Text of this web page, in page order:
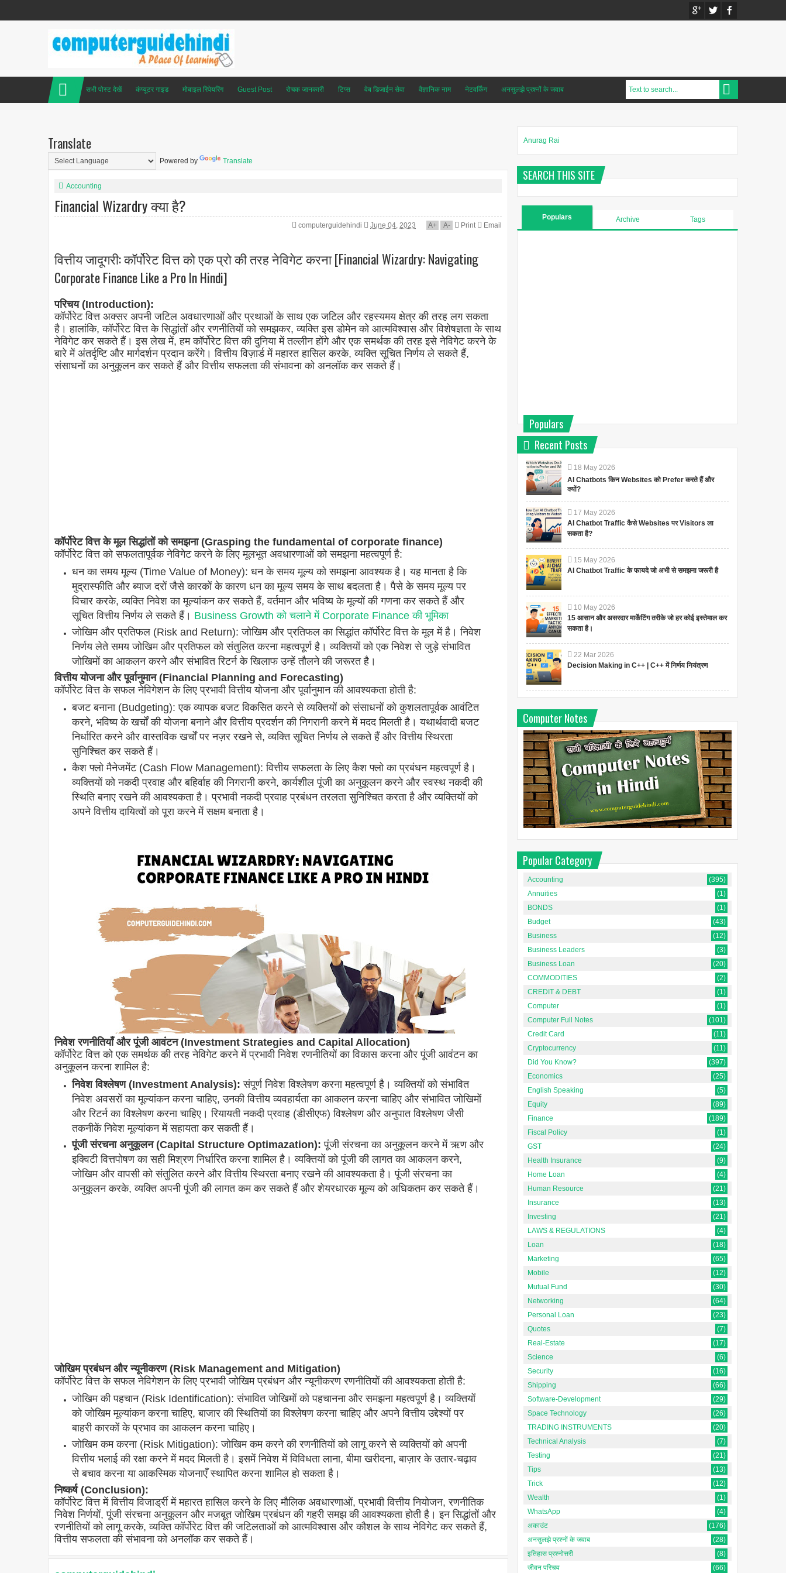
सभी पोस्ट देखें कंप्यूटर गाइड मोबाइल रिपेयरिंग Guest Post रोचक जानकारी टिप्स वेब डिजाईन सेवा वैज्ञानिक नाम नेटवर्किंग अनसुलझे प्रश्नों के जवाब
Translate
Powered by Translate
Accounting
Financial Wizardry क्या है?
computerguidehindi June 04, 2023 A+ A- Print Email
वित्तीय जादूगरी: कॉर्पोरेट वित्त को एक प्रो की तरह नेविगेट करना [Financial Wizardry: Navigating
Corporate Finance Like a Pro In Hindi]
परिचय (Introduction):
कॉर्पोरेट वित्त अक्सर अपनी जटिल अवधारणाओं और प्रथाओं के साथ एक जटिल और रहस्यमय क्षेत्र की तरह लग सकता
है। हालांकि, कॉर्पोरेट वित्त के सिद्धांतों और रणनीतियों को समझकर, व्यक्ति इस डोमेन को आत्मविश्वास और विशेषज्ञता के साथ
नेविगेट कर सकते हैं। इस लेख में, हम कॉर्पोरेट वित्त की दुनिया में तल्लीन होंगे और एक समर्थक की तरह इसे नेविगेट करने के
बारे में अंतर्दृष्टि और मार्गदर्शन प्रदान करेंगे। वित्तीय विज़ार्ड में महारत हासिल करके, व्यक्ति सूचित निर्णय ले सकते हैं,
संसाधनों का अनुकूलन कर सकते हैं और वित्तीय सफलता की संभावना को अनलॉक कर सकते हैं।
कॉर्पोरेट वित्त के मूल सिद्धांतों को समझना (Grasping the fundamental of corporate finance)
कॉर्पोरेट वित्त को सफलतापूर्वक नेविगेट करने के लिए मूलभूत अवधारणाओं को समझना महत्वपूर्ण है:
धन का समय मूल्य (Time Value of Money): धन के समय मूल्य को समझना आवश्यक है। यह मानता है कि
मुद्रास्फीति और ब्याज दरों जैसे कारकों के कारण धन का मूल्य समय के साथ बदलता है। पैसे के समय मूल्य पर
विचार करके, व्यक्ति निवेश का मूल्यांकन कर सकते हैं, वर्तमान और भविष्य के मूल्यों की गणना कर सकते हैं और
सूचित वित्तीय निर्णय ले सकते हैं। Business Growth को चलाने में Corporate Finance की भूमिका
जोखिम और प्रतिफल (Risk and Return): जोखिम और प्रतिफल का सिद्धांत कॉर्पोरेट वित्त के मूल में है। निवेश
निर्णय लेते समय जोखिम और प्रतिफल को संतुलित करना महत्वपूर्ण है। व्यक्तियों को एक निवेश से जुड़े संभावित
जोखिमों का आकलन करने और संभावित रिटर्न के खिलाफ उन्हें तौलने की जरूरत है।
वित्तीय योजना और पूर्वानुमान (Financial Planning and Forecasting)
कॉर्पोरेट वित्त के सफल नेविगेशन के लिए प्रभावी वित्तीय योजना और पूर्वानुमान की आवश्यकता होती है:
बजट बनाना (Budgeting): एक व्यापक बजट विकसित करने से व्यक्तियों को संसाधनों को कुशलतापूर्वक आवंटित
करने, भविष्य के खर्चों की योजना बनाने और वित्तीय प्रदर्शन की निगरानी करने में मदद मिलती है। यथार्थवादी बजट
निर्धारित करने और वास्तविक खर्चों पर नज़र रखने से, व्यक्ति सूचित निर्णय ले सकते हैं और वित्तीय स्थिरता
सुनिश्चित कर सकते हैं।
कैश फ्लो मैनेजमेंट (Cash Flow Management): वित्तीय सफलता के लिए कैश फ्लो का प्रबंधन महत्वपूर्ण है।
व्यक्तियों को नकदी प्रवाह और बहिर्वाह की निगरानी करने, कार्यशील पूंजी का अनुकूलन करने और स्वस्थ नकदी की
स्थिति बनाए रखने की आवश्यकता है। प्रभावी नकदी प्रवाह प्रबंधन तरलता सुनिश्चित करता है और व्यक्तियों को
अपने वित्तीय दायित्वों को पूरा करने में सक्षम बनाता है।
निवेश रणनीतियाँ और पूंजी आवंटन (Investment Strategies and Capital Allocation)
कॉर्पोरेट वित्त को एक समर्थक की तरह नेविगेट करने में प्रभावी निवेश रणनीतियों का विकास करना और पूंजी आवंटन का
अनुकूलन करना शामिल है:
निवेश विश्लेषण (Investment Analysis): संपूर्ण निवेश विश्लेषण करना महत्वपूर्ण है। व्यक्तियों को संभावित
निवेश अवसरों का मूल्यांकन करना चाहिए, उनकी वित्तीय व्यवहार्यता का आकलन करना चाहिए और संभावित जोखिमों
और रिटर्न का विश्लेषण करना चाहिए। रियायती नकदी प्रवाह (डीसीएफ) विश्लेषण और अनुपात विश्लेषण जैसी
तकनीकें निवेश मूल्यांकन में सहायता कर सकती हैं।
पूंजी संरचना अनुकूलन (Capital Structure Optimazation): पूंजी संरचना का अनुकूलन करने में ऋण और
इक्विटी वित्तपोषण का सही मिश्रण निर्धारित करना शामिल है। व्यक्तियों को पूंजी की लागत का आकलन करने,
जोखिम और वापसी को संतुलित करने और वित्तीय स्थिरता बनाए रखने की आवश्यकता है। पूंजी संरचना का
अनुकूलन करके, व्यक्ति अपनी पूंजी की लागत कम कर सकते हैं और शेयरधारक मूल्य को अधिकतम कर सकते हैं।
जोखिम प्रबंधन और न्यूनीकरण (Risk Management and Mitigation)
कॉर्पोरेट वित्त के सफल नेविगेशन के लिए प्रभावी जोखिम प्रबंधन और न्यूनीकरण रणनीतियों की आवश्यकता होती है:
जोखिम की पहचान (Risk Identification): संभावित जोखिमों को पहचानना और समझना महत्वपूर्ण है। व्यक्तियों
को जोखिम मूल्यांकन करना चाहिए, बाजार की स्थितियों का विश्लेषण करना चाहिए और अपने वित्तीय उद्देश्यों पर
बाहरी कारकों के प्रभाव का आकलन करना चाहिए।
जोखिम कम करना (Risk Mitigation): जोखिम कम करने की रणनीतियों को लागू करने से व्यक्तियों को अपनी
वित्तीय भलाई की रक्षा करने में मदद मिलती है। इसमें निवेश में विविधता लाना, बीमा खरीदना, बाज़ार के उतार-चढ़ाव
से बचाव करना या आकस्मिक योजनाएँ स्थापित करना शामिल हो सकता है।
निष्कर्ष (Conclusion):
कॉर्पोरेट वित्त में वित्तीय विजार्ड्री में महारत हासिल करने के लिए मौलिक अवधारणाओं, प्रभावी वित्तीय नियोजन, रणनीतिक
निवेश निर्णयों, पूंजी संरचना अनुकूलन और मजबूत जोखिम प्रबंधन की गहरी समझ की आवश्यकता होती है। इन सिद्धांतों और
रणनीतियों को लागू करके, व्यक्ति कॉर्पोरेट वित्त की जटिलताओं को आत्मविश्वास और कौशल के साथ नेविगेट कर सकते हैं,
वित्तीय सफलता की संभावना को अनलॉक कर सकते हैं।
Anurag Rai
SEARCH THIS SITE
Populars Archive Tags
Populars
Recent Posts
18 May 2026
AI Chatbots किन Websites को Prefer करते हैं और
क्यों?
17 May 2026
AI Chatbot Traffic कैसे Websites पर Visitors ला
सकता है?
15 May 2026
AI Chatbot Traffic के फायदे जो अभी से समझना जरूरी है
10 May 2026
15 आसान और असरदार मार्केटिंग तरीके जो हर कोई इस्तेमाल कर
सकता है।
22 Mar 2026
Decision Making in C++ | C++ में निर्णय नियंत्रण
Computer Notes
Popular Category
Accounting
(395)
Annuities
(1)
BONDS
(1)
Budget
(43)
Business
(12)
Business Leaders
(3)
Business Loan
(20)
COMMODITIES
(2)
CREDIT & DEBT
(1)
Computer
(1)
Computer Full Notes
(101)
Credit Card
(11)
Cryptocurrency
(11)
Did You Know?
(397)
Economics
(25)
English Speaking
(5)
Equity
(89)
Finance
(189)
Fiscal Policy
(1)
GST
(24)
Health Insurance
(9)
Home Loan
(4)
Human Resource
(21)
Insurance
(13)
Investing
(21)
LAWS & REGULATIONS
(4)
Loan
(18)
Marketing
(65)
Mobile
(12)
Mutual Fund
(30)
Networking
(64)
Personal Loan
(23)
Quotes
(7)
Real-Estate
(17)
Science
(6)
Security
(16)
Shipping
(66)
Software-Development
(29)
Space Technology
(26)
TRADING INSTRUMENTS
(20)
Technical Analysis
(7)
Testing
(21)
Tips
(13)
Trick
(12)
Wealth
(1)
WhatsApp
(4)
अकाउंट
(176)
अनसुलझे प्रश्नों के जवाब
(28)
इतिहास प्रश्नोत्तरी
(8)
जीवन परिचय
(66)